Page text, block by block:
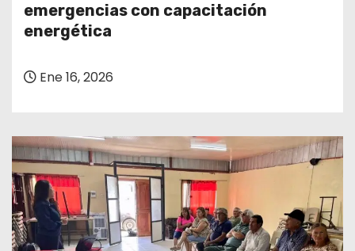
emergencias con capacitación
energética
Ene 16, 2026